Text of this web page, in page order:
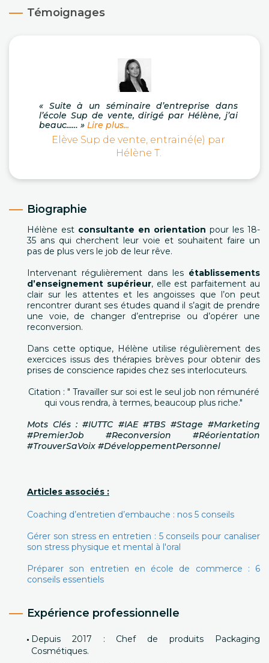
Témoignages
« Suite à un séminaire d’entreprise dans
l’école Sup de vente, dirigé par Hélène, j’ai
beauc...… » Lire plus...
Elève Sup de vente, entrainé(e) par
Hélène T.
Biographie
Hélène est consultante en orientation pour les 18-
35 ans qui cherchent leur voie et souhaitent faire un
pas de plus vers le job de leur rêve.
Intervenant régulièrement dans les établissements
d’enseignement supérieur, elle est parfaitement au
clair sur les attentes et les angoisses que l’on peut
rencontrer durant ses études quand il s’agit de prendre
une voie, de changer d’entreprise ou d’opérer une
reconversion.
Dans cette optique, Hélène utilise régulièrement des
exercices issus des thérapies brèves pour obtenir des
prises de conscience rapides chez ses interlocuteurs.
Citation : " Travailler sur soi est le seul job non rémunéré
qui vous rendra, à termes, beaucoup plus riche."
Mots Clés : #IUTTC #IAE #TBS #Stage #Marketing
#PremierJob #Reconversion #Réorientation
#TrouverSaVoix #DéveloppementPersonnel
Articles associés :
Coaching d’entretien d’embauche : nos 5 conseils
Gérer son stress en entretien : 5 conseils pour canaliser
son stress physique et mental à l'oral
Préparer son entretien en école de commerce : 6
conseils essentiels
Expérience professionnelle
Depuis 2017 : Chef de produits Packaging
Cosmétiques.